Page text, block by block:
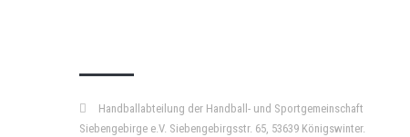
Handballabteilung der Handball- und Sportgemeinschaft
Siebengebirge e.V. Siebengebirgsstr. 65, 53639 Königswinter.